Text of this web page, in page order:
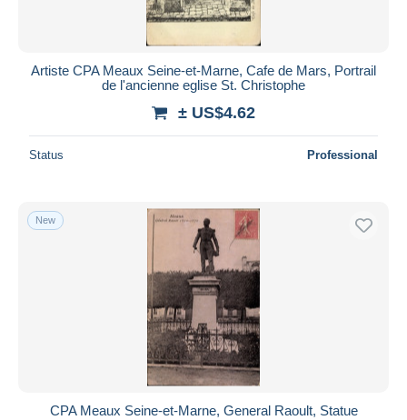
Artiste CPA Meaux Seine-et-Marne, Cafe de Mars, Portrail
de l'ancienne eglise St. Christophe
± US$4.62
Status Professional
New
CPA Meaux Seine-et-Marne, General Raoult, Statue